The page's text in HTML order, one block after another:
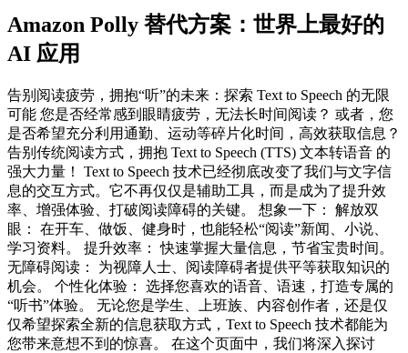
Amazon Polly 替代方案：世界上最好的
AI 应用
告别阅读疲劳，拥抱“听”的未来：探索 Text to Speech 的无限
可能 您是否经常感到眼睛疲劳，无法长时间阅读？ 或者，您
是否希望充分利用通勤、运动等碎片化时间，高效获取信息？
告别传统阅读方式，拥抱 Text to Speech (TTS) 文本转语音 的
强大力量！ Text to Speech 技术已经彻底改变了我们与文字信
息的交互方式。它不再仅仅是辅助工具，而是成为了提升效
率、增强体验、打破阅读障碍的关键。 想象一下： 解放双
眼： 在开车、做饭、健身时，也能轻松“阅读”新闻、小说、
学习资料。 提升效率： 快速掌握大量信息，节省宝贵时间。
无障碍阅读： 为视障人士、阅读障碍者提供平等获取知识的
机会。 个性化体验： 选择您喜欢的语音、语速，打造专属的
“听书”体验。 无论您是学生、上班族、内容创作者，还是仅
仅希望探索全新的信息获取方式，Text to Speech 技术都能为
您带来意想不到的惊喜。 在这个页面中，我们将深入探讨